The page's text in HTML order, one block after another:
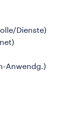
Dienste)
Anwendg.)